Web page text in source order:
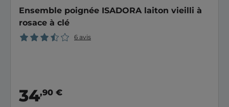
Ensemble poignée ISADORA laiton vieilli à
rosace à clé
6 avis
34,90 €